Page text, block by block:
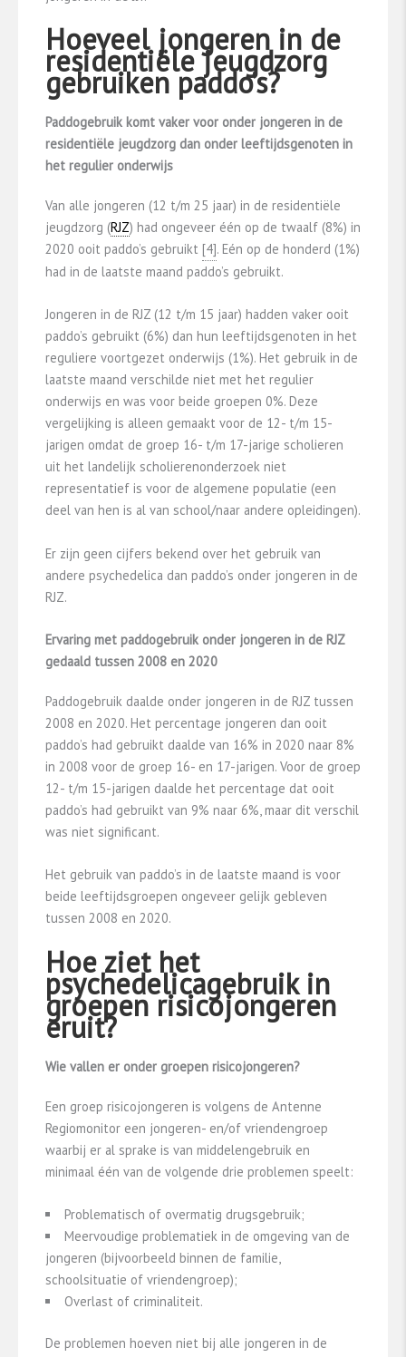
Hoeveel jongeren in de
residentiële jeugdzorg
gebruiken paddo’s?
Paddogebruik komt vaker voor onder jongeren in de
residentiële jeugdzorg dan onder leeftijdsgenoten in
het regulier onderwijs
Van alle jongeren (12 t/m 25 jaar) in de residentiële
jeugdzorg (RJZ) had ongeveer één op de twaalf (8%) in
2020 ooit paddo’s gebruikt ​[4]​. Eén op de honderd (1%)
had in de laatste maand paddo’s gebruikt.
Jongeren in de RJZ (12 t/m 15 jaar) hadden vaker ooit
paddo’s gebruikt (6%) dan hun leeftijdsgenoten in het
reguliere voortgezet onderwijs (1%). Het gebruik in de
laatste maand verschilde niet met het regulier
onderwijs en was voor beide groepen 0%. Deze
vergelijking is alleen gemaakt voor de 12- t/m 15-
jarigen omdat de groep 16- t/m 17-jarige scholieren
uit het landelijk scholierenonderzoek niet
representatief is voor de algemene populatie (een
deel van hen is al van school/naar andere opleidingen).
Er zijn geen cijfers bekend over het gebruik van
andere psychedelica dan paddo’s onder jongeren in de
RJZ.
Ervaring met paddogebruik onder jongeren in de RJZ
gedaald tussen 2008 en 2020
Paddogebruik daalde onder jongeren in de RJZ tussen
2008 en 2020. Het percentage jongeren dan ooit
paddo’s had gebruikt daalde van 16% in 2020 naar 8%
in 2008 voor de groep 16- en 17-jarigen. Voor de groep
12- t/m 15-jarigen daalde het percentage dat ooit
paddo’s had gebruikt van 9% naar 6%, maar dit verschil
was niet significant.
Het gebruik van paddo’s in de laatste maand is voor
beide leeftijdsgroepen ongeveer gelijk gebleven
tussen 2008 en 2020.
Hoe ziet het
psychedelicagebruik in
groepen risicojongeren
eruit?
Wie vallen er onder groepen risicojongeren?
Een groep risicojongeren is volgens de Antenne
Regiomonitor een jongeren- en/of vriendengroep
waarbij er al sprake is van middelengebruik en
minimaal één van de volgende drie problemen speelt:
Problematisch of overmatig drugsgebruik;
Meervoudige problematiek in de omgeving van de
jongeren (bijvoorbeeld binnen de familie,
schoolsituatie of vriendengroep);
Overlast of criminaliteit.
De problemen hoeven niet bij alle jongeren in de